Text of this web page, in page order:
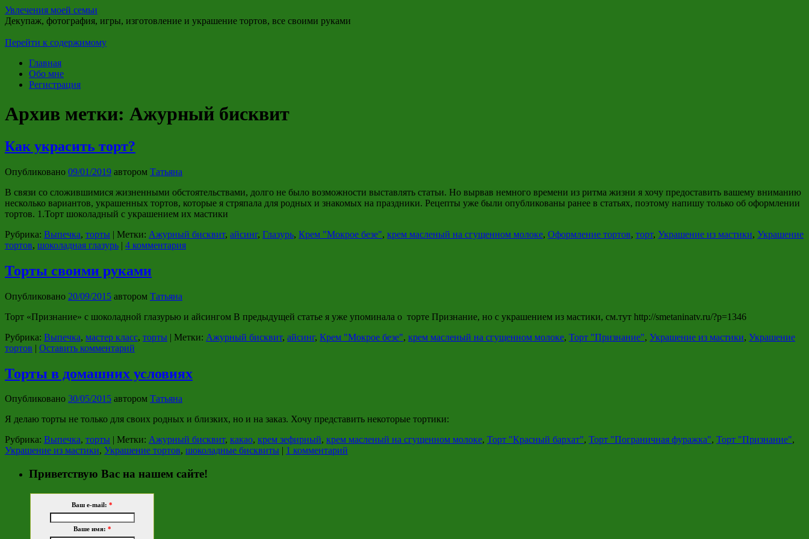
Увлечения моей семьи
Декупаж, фотография, игры, изготовление и украшение тортов, все своими руками
Перейти к содержимому
Главная
Обо мне
Регистрация
Архив метки: Ажурный бисквит
Как украсить торт?
Опубликовано 09/01/2019 автором Татьяна
В связи со сложившимися жизненными обстоятельствами, долго не было возможности выставлять статьи. Но вырвав немного времени из ритма жизни я хочу предоставить вашему вниманию
несколько вариантов, украшенных тортов, которые я стряпала для родных и знакомых на праздники. Рецепты уже были опубликованы ранее в статьях, поэтому напишу только об оформлении
тортов. 1.Торт шоколадный с украшением их мастики
Рубрика: Выпечка, торты | Метки: Ажурный бисквит, айсинг, Глазурь, Крем "Мокрое безе", крем масленый на сгущенном молоке, Оформление тортов, торт, Украшение из мастики, Украшение
тортов, шоколадная глазурь | 4 комментария
Торты своими руками
Опубликовано 20/09/2015 автором Татьяна
Торт «Признание» с шоколадной глазурью и айсингом В предыдущей статье я уже упоминала о торте Признание, но с украшением из мастики, см.тут http://smetaninatv.ru/?p=1346
Рубрика: Выпечка, мастер класс, торты | Метки: Ажурный бисквит, айсинг, Крем "Мокрое безе", крем масленый на сгущенном молоке, Торт "Признание", Украшение из мастики, Украшение
тортов | Оставить комментарий
Торты в домашних условиях
Опубликовано 30/05/2015 автором Татьяна
Я делаю торты не только для своих родных и близких, но и на заказ. Хочу представить некоторые тортики:
Рубрика: Выпечка, торты | Метки: Ажурный бисквит, какао, крем зефирный, крем масленый на сгущенном молоке, Торт "Красный бархат", Торт "Пограничная фуражка", Торт "Признание",
Украшение из мастики, Украшение тортов, шоколадные бисквиты | 1 комментарий
Приветствую Вас на нашем сайте!
Ваш e-mail: *
Ваше имя: *